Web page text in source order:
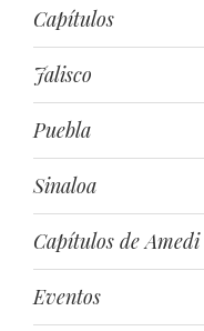
Capítulos
Jalisco
Puebla
Sinaloa
Capítulos de Amedi
Eventos